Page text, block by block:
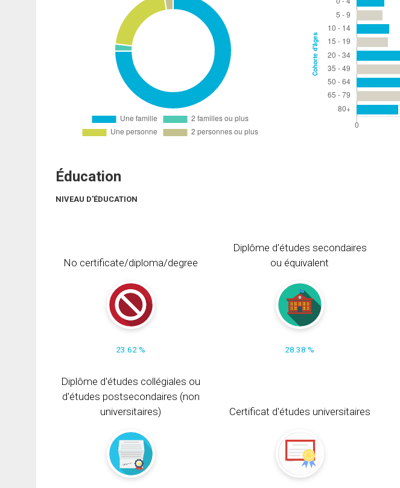
Éducation
NIVEAU D'ÉDUCATION
No certificate/diploma/degree
23.62 %
Diplôme d'études secondaires
ou équivalent
28.38 %
Diplôme d'études collégiales ou
d'études postsecondaires (non
universitaires)
Certificat d'études universitaires